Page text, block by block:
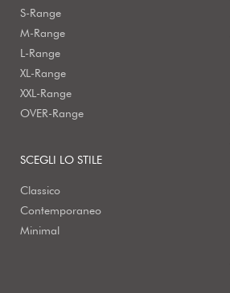
S-Range
M-Range
L-Range
XL-Range
XXL-Range
OVER-Range
SCEGLI LO STILE
Classico
Contemporaneo
Minimal